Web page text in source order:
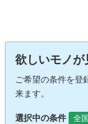
欲しいモノ
ご希望の条件を登
来ます。
選択中の条件 全国